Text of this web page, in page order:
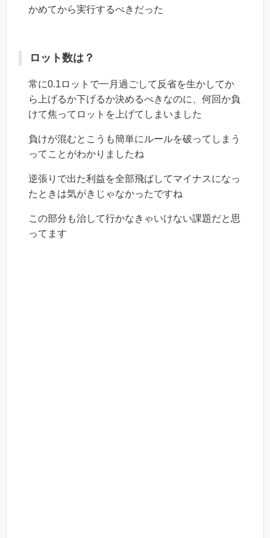
かめてから実行するべきだった
ロット数は？
常に0.1ロットで一月過ごして反省を生かしてか
ら上げるか下げるか決めるべきなのに、何回か負
けて焦ってロットを上げてしまいました
負けが混むとこうも簡単にルールを破ってしまう
ってことがわかりましたね
逆張りで出た利益を全部飛ばしてマイナスになっ
たときは気がきじゃなかったですね
この部分も治して行かなきゃいけない課題だと思
ってます